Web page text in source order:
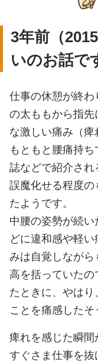
3年前（
いのお話で
仕事の休憩が終
の太ももから指先
な激しい痛み（痺
もともと腰痛持
誌などで紹介さ
誤魔化せる程度
たようです。
中腰の姿勢が続
どに違和感や軽
みは自覚しながら
高を括っていた
たときに、やはり
ことを痛感したそ
痺れを感じた瞬間
すぐさま仕事を抜